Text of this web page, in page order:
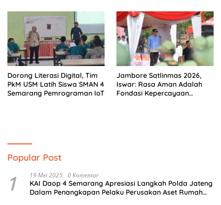
Dorong Literasi Digital, Tim
PkM USM Latih Siswa SMAN 4
Semarang Pemrograman IoT
Jambore Satlinmas 2026,
Iswar: Rasa Aman Adalah
Fondasi Kepercayaan
Popular Post
1 19 Mei 2025 0 Komentar
KAI Daop 4 Semarang Apresiasi Langkah Polda Jateng
Dalam Penangkapan Pelaku Perusakan Aset Rumah